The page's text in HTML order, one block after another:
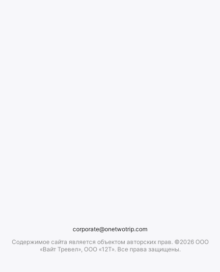
corporate@onetwotrip.com
Содержимое сайта является объектом авторских прав. ©2026 ООО
«Вайт Тревел», ООО «12Т». Все права защищены.